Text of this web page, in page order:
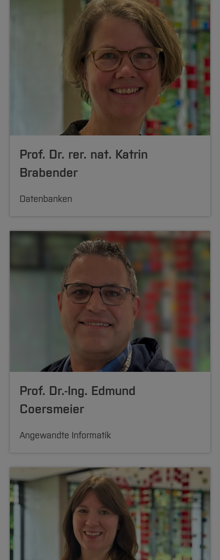
Prof. Dr. rer. nat. Katrin
Brabender
Datenbanken
Prof. Dr.-Ing. Edmund
Coersmeier
Angewandte Informatik